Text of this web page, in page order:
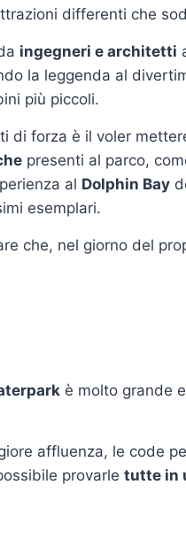
differenti che
ingegneri e architetti
la leggenda al
più piccoli.
di forza è il voler
presenti al parco,
al Dolphin Bay
esemplari.
che, nel giorno del
è molto grande
affluenza, le code
provarle tutte in